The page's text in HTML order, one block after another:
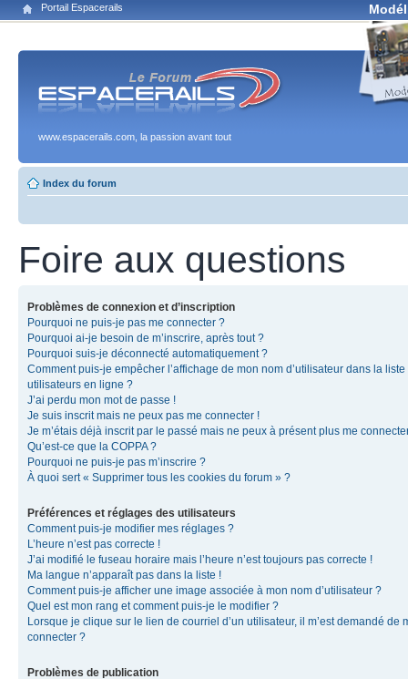
Portail Espacerails
www.espacerails.com, la passion avant tout
Index du forum
Foire aux questions
Problèmes de connexion et d’inscription
Pourquoi ne puis-je pas me connecter ?
Pourquoi ai-je besoin de m’inscrire, après tout ?
Pourquoi suis-je déconnecté automatiquement ?
Comment puis-je empêcher l’affichage de mon nom d’utilisateur dans la liste
utilisateurs en ligne ?
J’ai perdu mon mot de passe !
Je suis inscrit mais ne peux pas me connecter !
Je m’étais déjà inscrit par le passé mais ne peux à présent plus me
Qu’est-ce que la COPPA ?
Pourquoi ne puis-je pas m’inscrire ?
À quoi sert « Supprimer tous les cookies du forum » ?
Préférences et réglages des utilisateurs
Comment puis-je modifier mes réglages ?
L’heure n’est pas correcte !
J’ai modifié le fuseau horaire mais l’heure n’est toujours pas correcte !
Ma langue n’apparaît pas dans la liste !
Comment puis-je afficher une image associée à mon nom d’utilisateur ?
Quel est mon rang et comment puis-je le modifier ?
Lorsque je clique sur le lien de courriel d’un utilisateur, il m’est demandé de
connecter ?
Problèmes de publication